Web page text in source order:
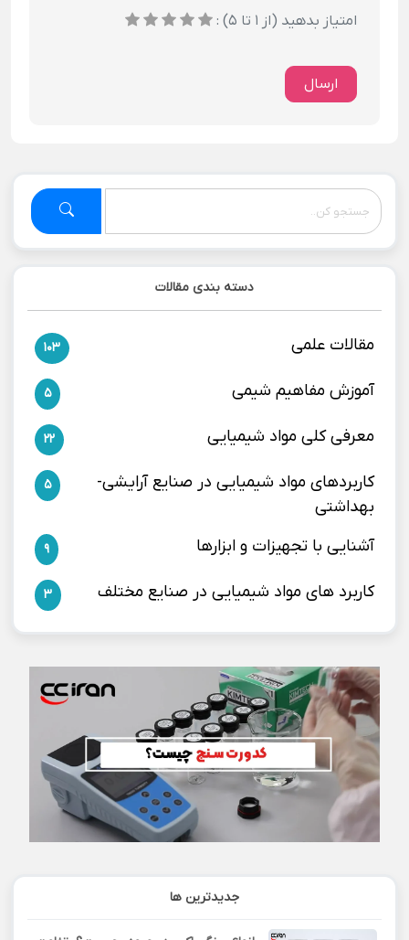
دسته بندی مقالات
مقالات علمی 103
آموزش مفاهیم شیمی 5
معرفی کلی مواد شیمیایی 22
کاربردهای مواد شیمیایی در صنایع آرایشی-
بهداشتی
5
آشنایی با تجهیزات و ابزارها 9
کاربرد های مواد شیمیایی در صنایع مختلف 3
جدیدترین ها
امتیاز بدهید (از 1 تا 5) :
ارسال